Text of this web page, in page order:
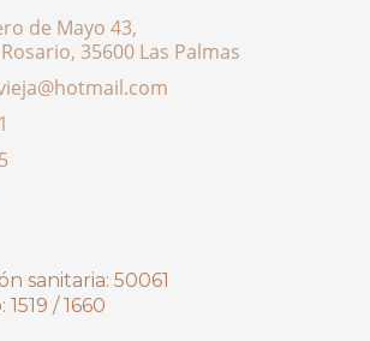
de Mayo 43,
35600 Las Palmas
sanitaria: 50061
/ 1660